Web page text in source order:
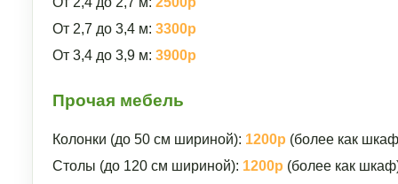
От 2,7 до 3,4 м: 3300р
От 3,4 до 3,9 м: 3900р
Прочая мебель
Колонки (до 50 см шириной): 1200р (более как
Столы (до 120 см шириной): 1200р (более как